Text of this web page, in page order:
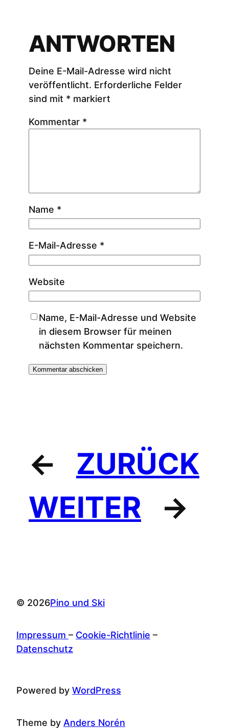
ANTWORTEN
Deine E-Mail-Adresse wird nicht
veröffentlicht. Erforderliche Felder
sind mit * markiert
Kommentar *
Name *
E-Mail-Adresse *
Website
Name, E-Mail-Adresse und Website
in diesem Browser für meinen
nächsten Kommentar speichern.
←
ZURÜCK
WEITER
→
© 2026Pino und Ski
Impressum – Cookie-Richtlinie –
Datenschutz
Powered by WordPress
Theme by Anders Norén